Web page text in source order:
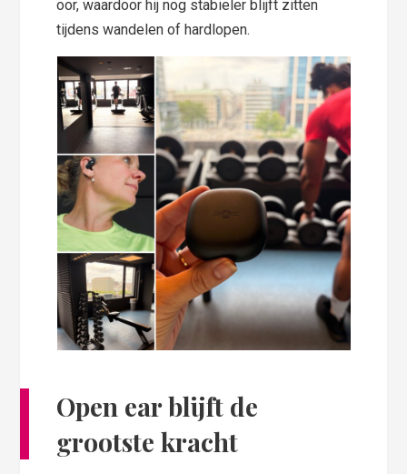
oor, waardoor hij nog stabieler blijft zitten
tijdens wandelen of hardlopen.
Open ear blijft de
grootste kracht